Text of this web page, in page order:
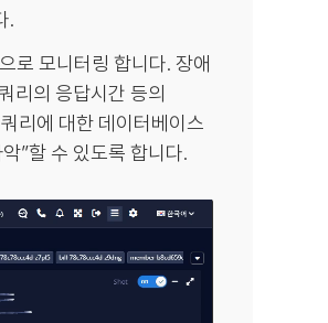
.
로 모니터링 합니다. 장애
리의 응답시간 등의
리에 대한 데이터베이스
”할 수 있도록 합니다.